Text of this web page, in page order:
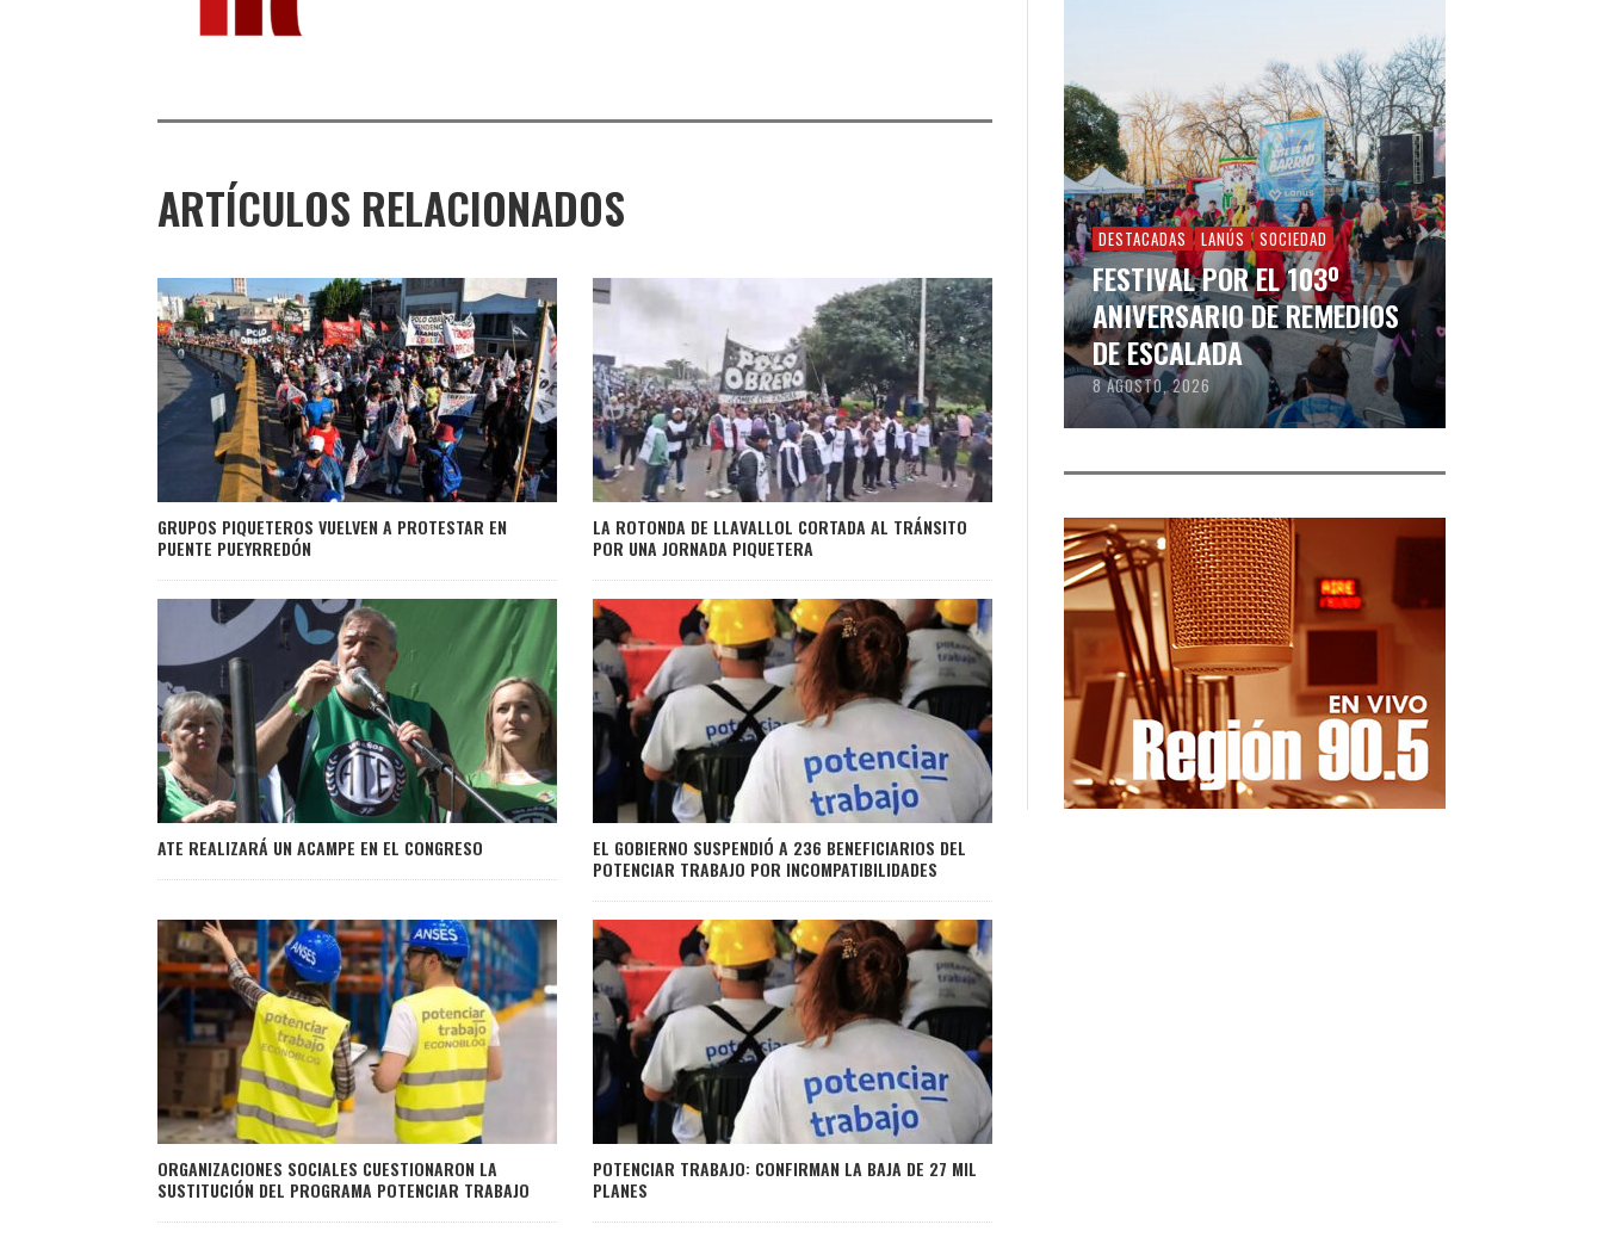
ARTÍCULOS RELACIONADOS
GRUPOS PIQUETEROS VUELVEN A PROTESTAR EN
PUENTE PUEYRREDÓN
LA ROTONDA DE LLAVALLOL CORTADA AL TRÁNSITO
POR UNA JORNADA PIQUETERA
ATE REALIZARÁ UN ACAMPE EN EL CONGRESO
EL GOBIERNO SUSPENDIÓ A 236 BENEFICIARIOS DEL
POTENCIAR TRABAJO POR INCOMPATIBILIDADES
ORGANIZACIONES SOCIALES CUESTIONARON LA
SUSTITUCIÓN DEL PROGRAMA POTENCIAR TRABAJO
POTENCIAR TRABAJO: CONFIRMAN LA BAJA DE 27 MIL
PLANES
DESTACADAS LANÚS SOCIEDAD
FESTIVAL POR EL 103º
ANIVERSARIO DE REMEDIOS
DE ESCALADA
8 AGOSTO, 2026